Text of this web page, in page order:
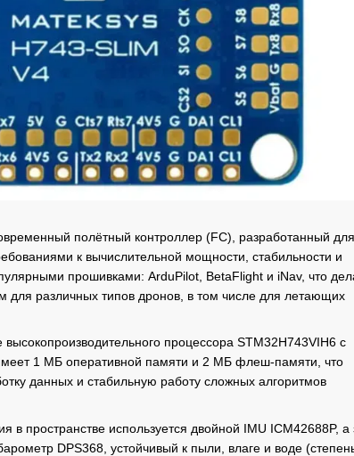
полётный контроллер (FC), разработанный для
к вычислительной мощности, стабильности и
прошивками: ArduPilot, BetaFlight и iNav, что
для различных типов дронов, в том числе для летающих
процессора STM32H743VIH6 с
1 МБ оперативной памяти и 2 МБ флеш-памяти, что
данных и стабильную работу сложных алгоритмов
в пространстве используется двойной IMU ICM42688P, а
DPS368, устойчивый к пыли, влаге и воде